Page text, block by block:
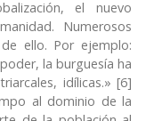
el nuevo
Numerosos
ello. Por ejemplo:
la burguesía ha
idílicas.» [6]
al dominio de la